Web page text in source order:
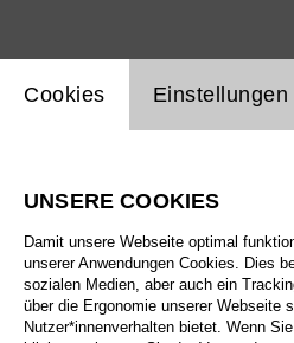
Biographie
Spielplan
Einstellung Website Cookie
Cookies Einstellungen
UNSERE COOKIES
Damit unsere Webseite optimal
unserer Anwendungen Cookies. Dies
sozialen Medien, aber auch ein
über die Ergonomie unserer Webseite
Nutzer*innenverhalten bietet. Wenn